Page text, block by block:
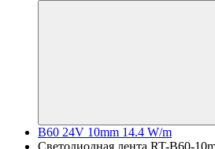
B60 24V 10mm 14.4 W/m
Светодиодная лента RT-B60-